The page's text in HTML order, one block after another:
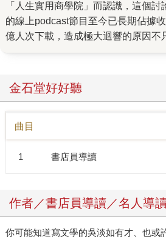
「人生實用商學院」而認識，這個
的線上podcast節目至今已長期佔據
億人次下載，造成極大迴響的原因不
容掌握，但回到寫作這件事，她堅持
如年輕時一年出到4、5本的多，但依
對她來說，寫作是探索世界的方式，
我擁有的第一個專長，而我也用各種
己。」 不斷探索人生 將失敗化為成
其中一項專長，聰明又好學，吳淡
讓我眼睛發光的東西，只要我有空，
習。」也因此她從一個寫書的文青，
家，一路追求夢想、成就精彩的自己
金石堂好好聽
曲目
1 書店員導讀
作者／書店員導讀／名人導
你可能知道寫文學的吳淡如有才、也或